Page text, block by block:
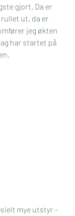
gjort. Da er
ut, da er
jeg økten
har startet på
mye utstyr –